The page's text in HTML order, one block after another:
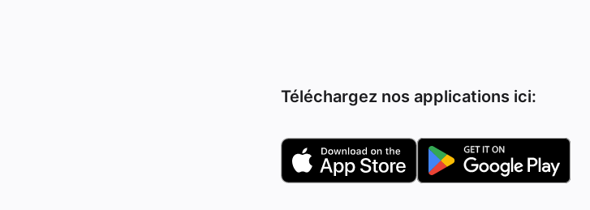
Téléchargez nos applications ici: